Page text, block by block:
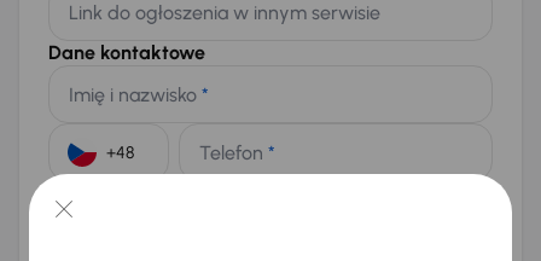
Link do ogłoszenia w innym serwisie
Dane kontaktowe
Imię i nazwisko *
Telefon *
E-mail